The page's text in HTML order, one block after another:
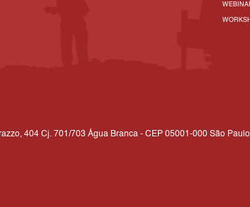
404 Cj. 701/703 Água Branca - CEP 05001-000 São